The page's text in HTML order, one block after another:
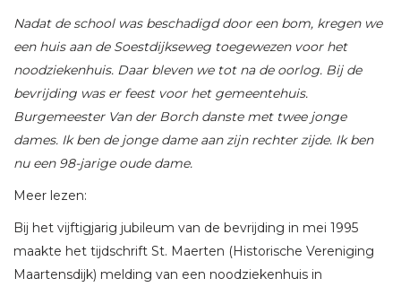
Nadat de school was beschadigd door een bom, kregen we
een huis aan de Soestdijkseweg toegewezen voor het
noodziekenhuis. Daar bleven we tot na de oorlog. Bij de
bevrijding was er feest voor het gemeentehuis.
Burgemeester Van der Borch danste met twee jonge
dames. Ik ben de jonge dame aan zijn rechter zijde. Ik ben
nu een 98-jarige oude dame.
Meer lezen:
Bij het vijftigjarig jubileum van de bevrijding in mei 1995
maakte het tijdschrift St. Maerten (Historische Vereniging
Maartensdijk) melding van een noodziekenhuis in